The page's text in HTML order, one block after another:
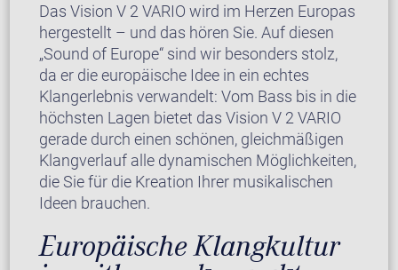
Das Vision V 2 VARIO wird im Herzen Europas
hergestellt – und das hören Sie. Auf diesen
„Sound of Europe“ sind wir besonders stolz,
da er die europäische Idee in ein echtes
Klangerlebnis verwandelt: Vom Bass bis in die
höchsten Lagen bietet das Vision V 2 VARIO
gerade durch einen schönen, gleichmäßigen
Klangverlauf alle dynamischen Möglichkeiten,
die Sie für die Kreation Ihrer musikalischen
Ideen brauchen.
Europäische Klangkultur